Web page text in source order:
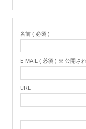
名前 ( 必須 )
E-MAIL ( 必須 ) ※ 公開さ
URL